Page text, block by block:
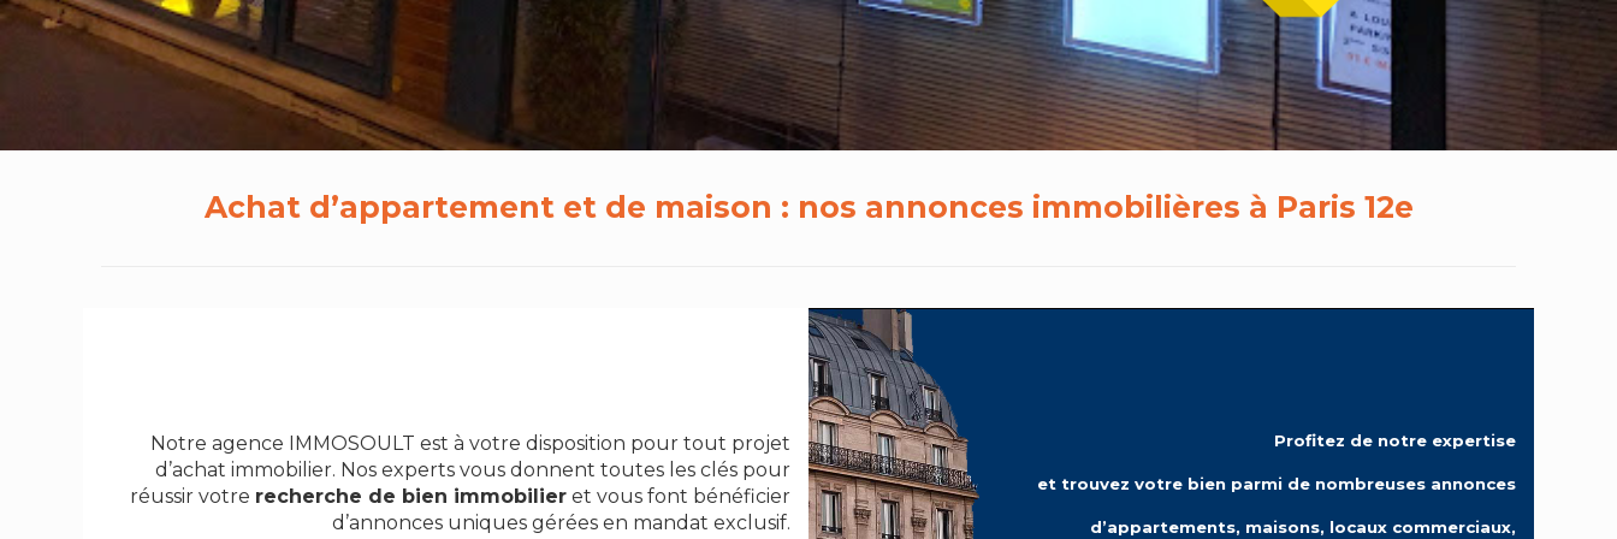
Achat d’appartement et de maison : nos annonces immobilières à Paris 12e
Notre agence IMMOSOULT est à votre disposition pour tout projet
d’achat immobilier. Nos experts vous donnent toutes les clés pour
réussir votre recherche de bien immobilier et vous font bénéficier
d’annonces uniques gérées en mandat exclusif.
Profitez de notre expertise
et trouvez votre bien parmi de nombreuses annonces
d’appartements, maisons, locaux commerciaux,